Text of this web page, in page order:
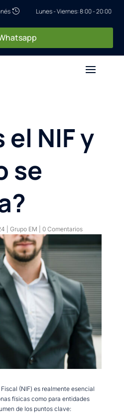
 Lunes - Viernes: 8:00 - 20:00
el NIF y
se
Grupo EM 0 Comentarios
(NIF) es realmente esencial
físicas como para entidades
de los puntos clave: